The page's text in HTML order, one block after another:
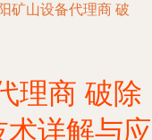
矿山设备代理商 破
理商 破除
详解与应